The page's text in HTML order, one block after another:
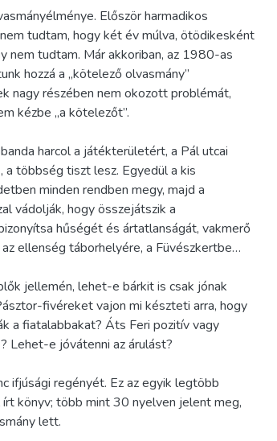
Először harmadikos
tudtam, hogy két év múlva, ötödikesként
nem tudtam. Már akkoriban, az 1980-as
hozzá a „kötelező olvasmány”
nagy részében nem okozott problémát,
kézbe „a kötelezőt”.
harcol a játékterületért, a Pál utcai
többség tiszt lesz. Egyedül a kis
minden rendben megy, majd a
vádolják, hogy összejátszik a
hűségét és ártatlanságát, vakmerő
ellenség táborhelyére, a Füvészkertbe…
jellemén, lehet-e bárkit is csak jónak
fivéreket vajon mi készteti arra, hogy
a fiatalabbakat? Áts Feri pozitív vagy
Lehet-e jóvátenni az árulást?
ifjúsági regényét. Ez az egyik legtöbb
könyv; több mint 30 nyelven jelent meg,
lett.